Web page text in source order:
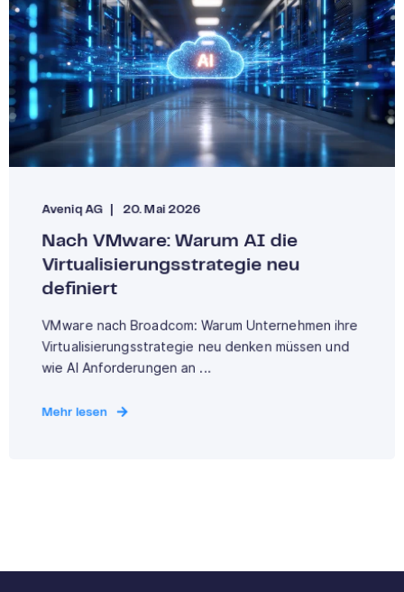
Aveniq AG 20. Mai 2026
Nach VMware: Warum AI die
Virtualisierungsstrategie neu
definiert
VMware nach Broadcom: Warum Unternehmen ihre
Virtualisierungsstrategie neu denken müssen und
wie AI Anforderungen an ...
Mehr lesen